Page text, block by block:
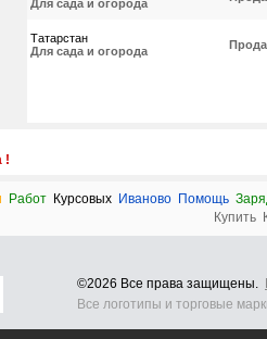
Для сада и огорода
Татарстан
Для сада и огорода
!
Работ Курсовых Иваново Помощь
Купить
©2026 Все права защищены.
Все логотипы и торговые